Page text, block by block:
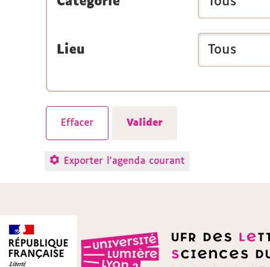
Lieu
Exporter l'agenda courant